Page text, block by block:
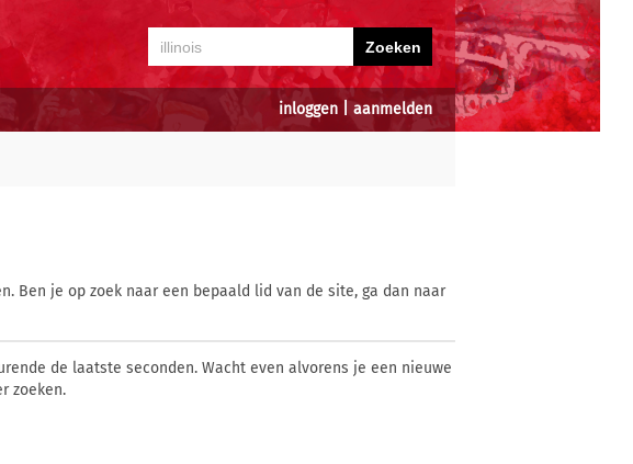
inloggen aanmelden
Ben je op zoek naar een bepaald lid van de site, ga dan naar
de laatste seconden. Wacht even alvorens je een nieuwe
zoeken.